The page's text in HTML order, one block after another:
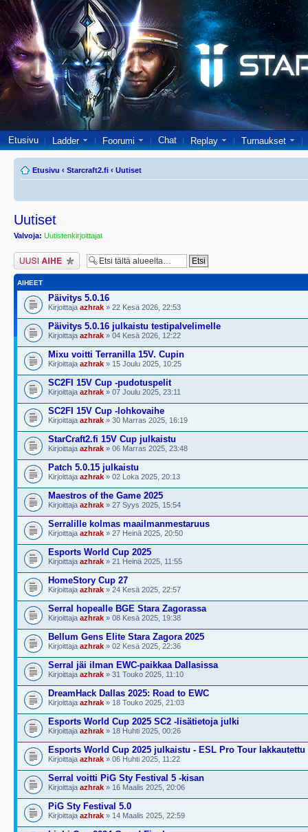
Etusivu Ladder Foorumi Chat Replay Turnaukset
Etusivu ‹ Starcraft2.fi ‹ Uutiset
Uutiset
Valvoja: Uutistenkirjoittajat
Lähetä uusi viesti
AIHEET
Päivitys 5.0.16
Kirjoittaja azhrak » 22 Kesä 2026, 22:53
Päivitys 5.0.16 julkaistu testipalvelimelle
Kirjoittaja azhrak » 04 Kesä 2026, 12:22
Mixu voitti Terranilla 15V. Cupin
Kirjoittaja azhrak » 15 Joulu 2025, 10:25
SC2FI 15V Cup -pudotuspelit
Kirjoittaja azhrak » 07 Joulu 2025, 23:11
SC2FI 15V Cup -lohkovaihe
Kirjoittaja azhrak » 30 Marras 2025, 16:19
StarCraft2.fi 15V Cup julkaistu
Kirjoittaja azhrak » 06 Marras 2025, 23:48
Patch 5.0.15 julkaistu
Kirjoittaja azhrak » 02 Loka 2025, 20:13
Maestros of the Game 2025
Kirjoittaja azhrak » 27 Syys 2025, 15:54
Serralille kolmas maailmanmestaruus
Kirjoittaja azhrak » 27 Heinä 2025, 20:50
Esports World Cup 2025
Kirjoittaja azhrak » 21 Heinä 2025, 11:55
HomeStory Cup 27
Kirjoittaja azhrak » 24 Kesä 2025, 22:57
Serral hopealle BGE Stara Zagorassa
Kirjoittaja azhrak » 08 Kesä 2025, 19:38
Bellum Gens Elite Stara Zagora 2025
Kirjoittaja azhrak » 02 Kesä 2025, 22:36
Serral jäi ilman EWC-paikkaa Dallasissa
Kirjoittaja azhrak » 31 Touko 2025, 11:10
DreamHack Dallas 2025: Road to EWC
Kirjoittaja azhrak » 18 Touko 2025, 21:03
Esports World Cup 2025 SC2 -lisätietoja julki
Kirjoittaja azhrak » 18 Huhti 2025, 00:26
Esports World Cup 2025 julkaistu - ESL Pro Tour lakkautettu
Kirjoittaja azhrak » 06 Huhti 2025, 11:22
Serral voitti PiG Sty Festival 5 -kisan
Kirjoittaja azhrak » 16 Maalis 2025, 20:06
PiG Sty Festival 5.0
Kirjoittaja azhrak » 14 Maalis 2025, 22:59